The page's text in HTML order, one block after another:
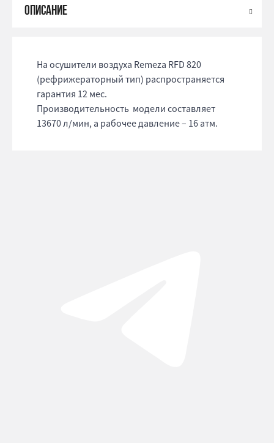
На осушители воздуха Remeza RFD 820
(рефрижераторный тип) распространяется
гарантия 12 мес.
Производительность модели составляет
13670 л/мин, а рабочее давление – 16 атм.